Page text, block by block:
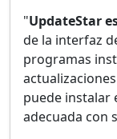
"UpdateStar
de la interfaz
programas
puede instalar
adecuada con